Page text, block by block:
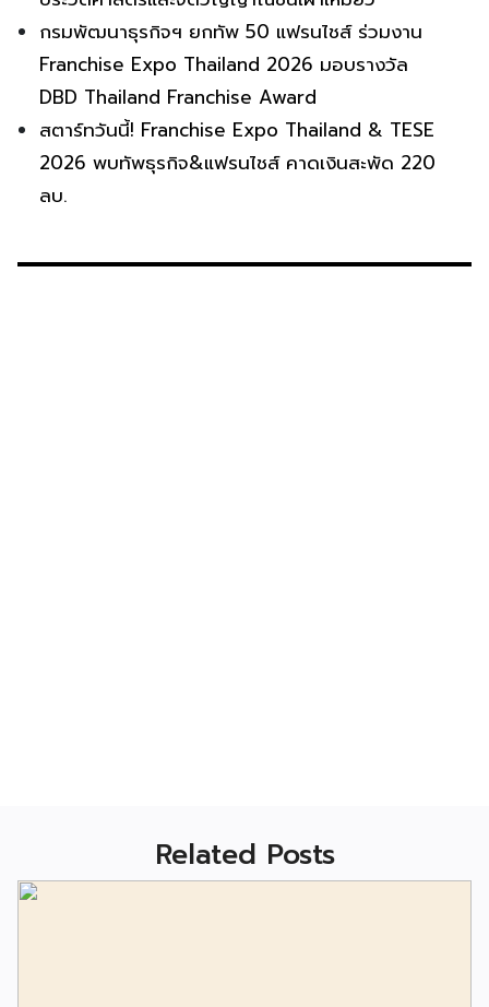
กรมพัฒนาธุรกิจฯ ยกทัพ 50 แฟรนไชส์ ร่วมงาน
Franchise Expo Thailand 2026 มอบรางวัล
DBD Thailand Franchise Award
สตาร์ทวันนี้! Franchise Expo Thailand & TESE
2026 พบทัพธุรกิจ&แฟรนไชส์ คาดเงินสะพัด 220
ลบ.
Related Posts